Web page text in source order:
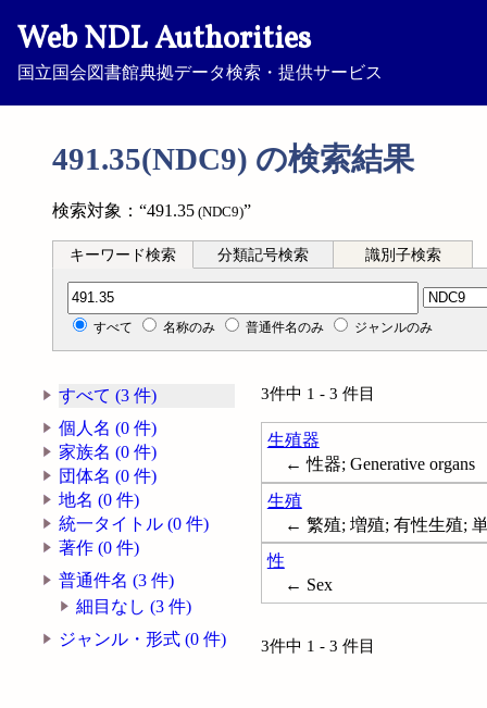
Web NDL Authorities
国立国会図書館典拠データ検索・提供サービス
491.35(NDC9) の検索結果
検索対象：“491.35 (NDC9)”
キーワード検索 分類記号検索 識別子検索
分類記号検索
すべて 名称のみ 普通件名のみ ジャンルのみ
すべて (3 件)
個人名 (0 件)
家族名 (0 件)
団体名 (0 件)
地名 (0 件)
統一タイトル (0 件)
著作 (0 件)
普通件名 (3 件)
細目なし (3 件)
ジャンル・形式 (0 件)
3件中 1 - 3 件目
生殖器
← 性器; Generative organs
生殖
← 繁殖; 増殖; 有性生殖; 単
性
← Sex
3件中 1 - 3 件目